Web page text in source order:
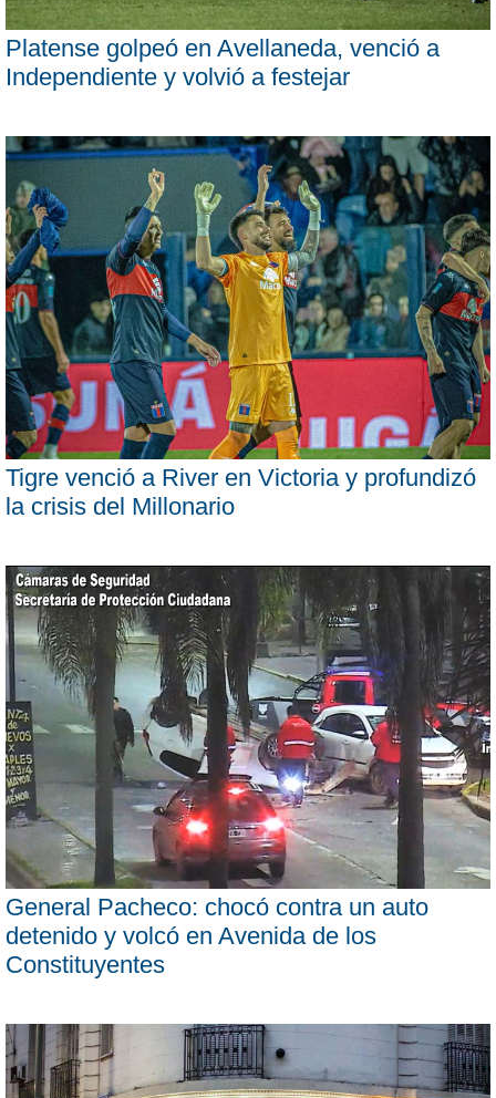
Platense golpeó en Avellaneda, venció a
Independiente y volvió a festejar
Tigre venció a River en Victoria y profundizó
la crisis del Millonario
General Pacheco: chocó contra un auto
detenido y volcó en Avenida de los
Constituyentes